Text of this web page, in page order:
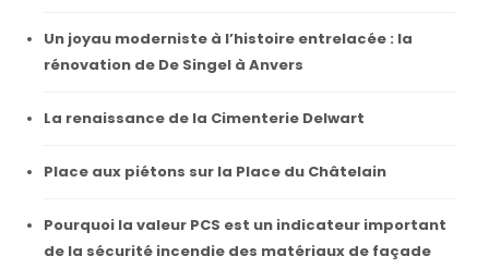
Un joyau moderniste à l’histoire entrelacée : la
rénovation de De Singel à Anvers
La renaissance de la Cimenterie Delwart
Place aux piétons sur la Place du Châtelain
Pourquoi la valeur PCS est un indicateur important
de la sécurité incendie des matériaux de façade